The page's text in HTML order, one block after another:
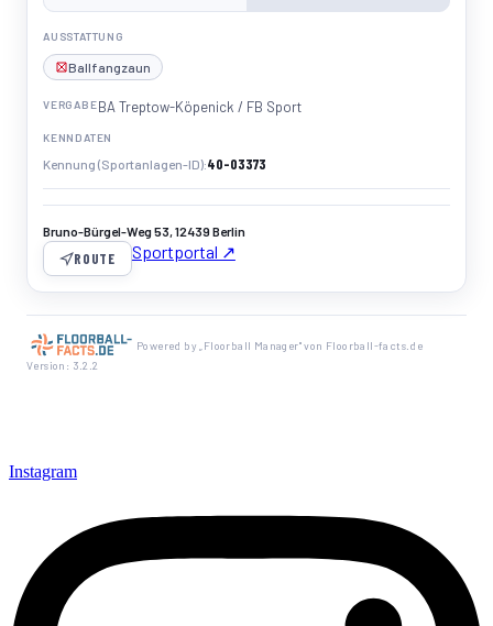
AUSSTATTUNG
Ballfangzaun
VERGABEBA Treptow-Köpenick / FB Sport
KENNDATEN
Kennung (Sportanlagen-ID) 40-03373
Bruno-Bürgel-Weg 53, 12439 Berlin
ROUTE Sportportal ↗
Powered by „Floorball Manager" von Floorball-facts.de
Version: 3.2.2
Instagram